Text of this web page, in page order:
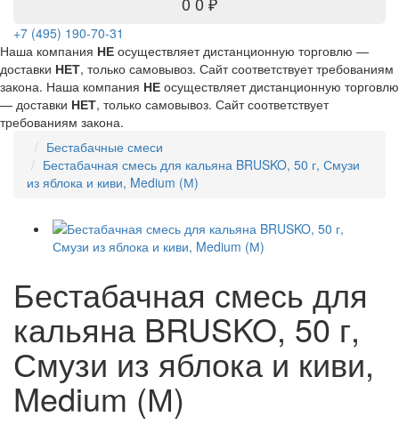
+7 (495) 190-70-31
Наша компания НЕ осуществляет дистанционную торговлю —
доставки НЕТ, только самовывоз. Сайт соответствует требованиям
закона. Наша компания НЕ осуществляет дистанционную торговлю
— доставки НЕТ, только самовывоз. Сайт соответствует
требованиям закона.
Бестабачные смеси
Бестабачная смесь для кальяна BRUSKO, 50 г, Смузи
из яблока и киви, Medium (М)
Бестабачная смесь для
кальяна BRUSKO, 50 г,
Смузи из яблока и киви,
Medium (М)